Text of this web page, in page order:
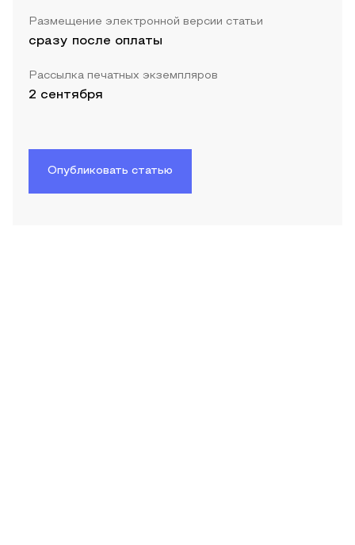
Размещение электронной версии статьи
сразу после оплаты
Рассылка печатных экземпляров
2 сентября
Опубликовать статью